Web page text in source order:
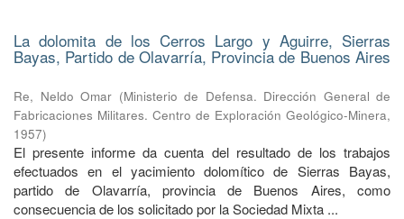
La dolomita de los Cerros Largo y Aguirre, Sierras
Bayas, Partido de Olavarría, Provincia de Buenos Aires
Re, Neldo Omar (Ministerio de Defensa. Dirección General de
Fabricaciones Militares. Centro de Exploración Geológico-Minera,
1957)
El presente informe da cuenta del resultado de los trabajos
efectuados en el yacimiento dolomítico de Sierras Bayas,
partido de Olavarría, provincia de Buenos Aires, como
consecuencia de los solicitado por la Sociedad Mixta ...